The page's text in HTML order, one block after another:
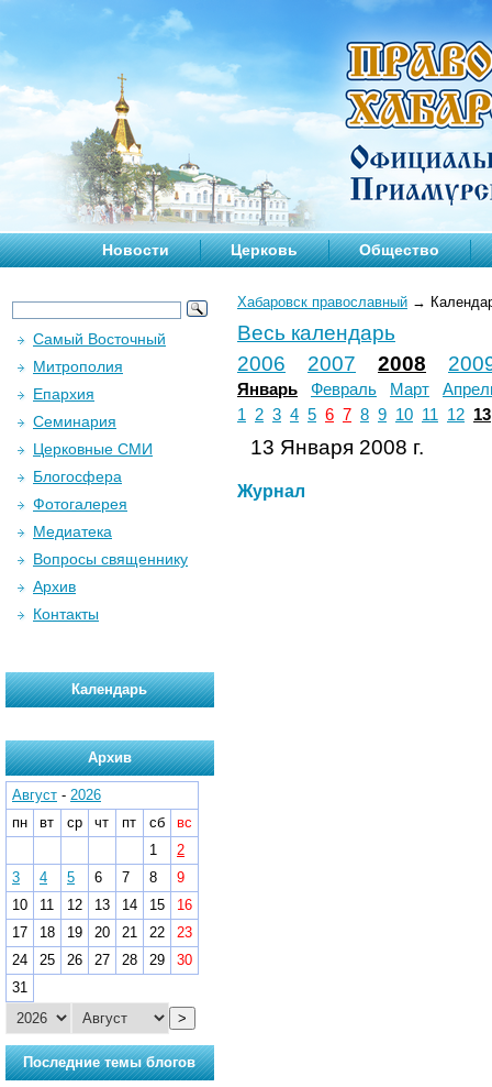
Новости Церковь Общество
Хабаровск православный →
Весь календарь
2006
2007 2008
Январь Февраль Март
1
2 3 4 5 6 7 8 9 10 11 12 13
13 Января 2008 г.
Журнал
Самый Восточный
Митрополия
Епархия
Семинария
Церковные СМИ
Блогосфера
Фотогалерея
Медиатека
Вопросы священнику
Архив
Контакты
Календарь
Архив
Август - 2026
пн
вт ср чт пт сб
вс
1
2
3
4 5 6 7 8
9
10
11 12 13 14 15
16
17
18 19 20 21 22
23
24
25 26 27 28 29
30
31
>
Последние темы блогов